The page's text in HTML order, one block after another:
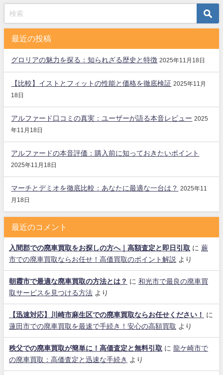
最近の投稿
グロリアの魅力を探る：知られざる歴史と特徴 2025年11月18日
【比較】イストとフィットの性能と価格を徹底検証 2025年11月
18日
アルファード口コミの真実：ユーザーが語る本音レビュー 2025
年11月18日
アルファードの本音評価：購入前に知っておきたいポイント
2025年11月18日
マーチとデミオを徹底比較：あなたに最適な一台は？
2025年11
月18日
最近のコメント
入間郡での廃車買取をお探しの方へ｜高額査定と即日引取 に 蕨
市での廃車買取ならお任せ！高価買取のポイント解説 より
朝霞市で最適な廃車買取の方法とは？ に 和光市で最良の廃車買
取サービスを見つける方法 より
【迅速対応】川崎市麻生区での廃車買取ならお任せください！
に
蓮田市での廃車買取を最速で手続き！安心の高額買取 より
秩父での廃車買取が簡単に！高価査定と無料引取 に 龍ケ崎市で
の廃車買取：高価査定と迅速な手続き
より